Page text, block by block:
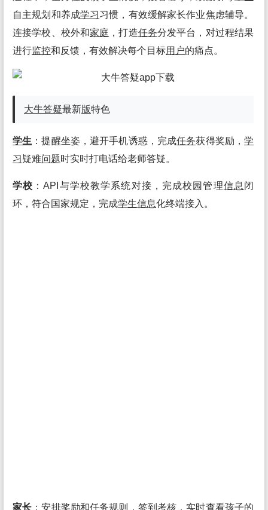
自主规划和养成学习习惯，有效缓解家长作业焦虑辅导。
连接学校、校外和家庭 ，打造任务分发平台，对过程结果
进行监控和反馈，有效解决每个目标用户的痛点。
大牛答疑最新版特色
学生 ：提醒坐姿，避开手机诱惑，完成任务获得奖励， 学
习疑难问题时实时打电话给老师答疑。
学校 ：API与学校教学系统对接，完成校园管理信息 闭
环，符合国家规定，完成学生信息化终端接入。
家长 ：安排奖励和任务规则，签到考核，实时查看孩子的